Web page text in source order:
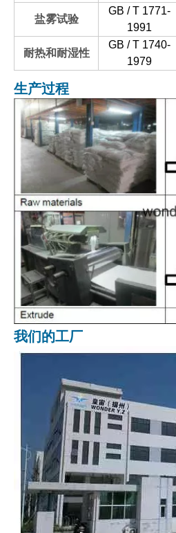
盐雾试验
GB / T 1771-
1991
耐热和耐湿性
GB / T 1740-
1979
生产过程
我们的工厂